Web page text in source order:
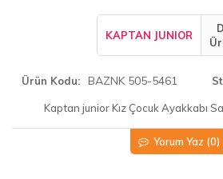
KAPTAN JUNIOR
Ürün Kodu BAZNK 505-5461
Kaptan junior Kız Çocuk Ayakkabı
Yorum Yaz (0)